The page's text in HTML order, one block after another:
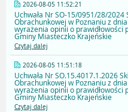
2026-08-05 11:52:21
Uchwała Nr SO-15/0951/28/2024
Obrachunkowej w Poznaniu z
wyrażenia opinii o prawidłowości
Gminy Miasteczko Krajeńskie
Czytaj dalej
2026-08-05 11:51:18
Uchwała Nr SO.15.4017.1.2026
Obrachunkowej w Poznaniu z
wyrażenia opinii o prawidłowości
Gminy Miasteczko Krajeńskie
Czytaj dalej